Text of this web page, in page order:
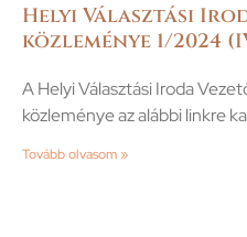
Helyi Választási
közleménye 1/2024
A Helyi Választási Iroda
közleménye az alábbi linkre
Tovább olvasom »